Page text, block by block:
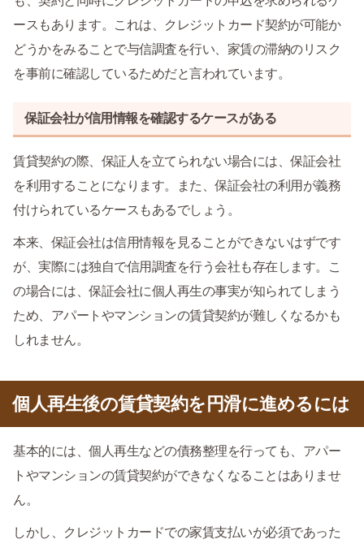
ースもあります。これは、クレジットカード契約が可能か
どうかをみることで与信調査を行い、家賃の滞納のリスク
を事前に確認しているためだと言われています。
保証会社が信用情報を確認するケースがある
賃貸契約の際、保証人を立てられない場合には、保証会社
を利用することになります。また、保証会社の利用が義務
付けられているケースもあるでしょう。
本来、保証会社は信用情報を見ることができないはずです
が、実際には独自で信用調査を行う会社も存在します。こ
の場合には、保証会社に個人再生の事実が知られてしまう
ため、アパートやマンションの賃貸契約が難しくなるかも
しれません。
個人再生後の賃貸契約を円滑に進めるには
基本的には、個人再生などの債務整理を行っても、アパー
トやマンションの賃貸契約ができなくなることはありませ
ん。
しかし、クレジットカードでの家賃支払いが必須であった